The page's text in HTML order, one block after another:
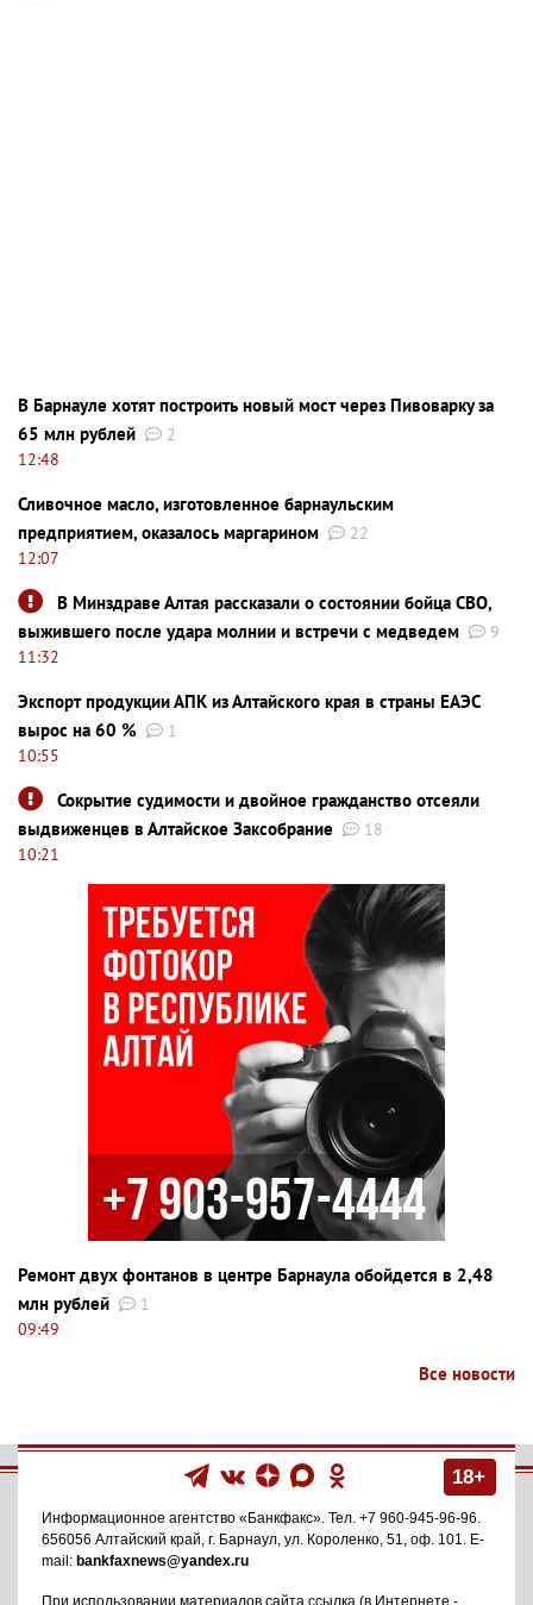
В Барнауле хотят построить новый мост через Пивоварку за
65 млн рублей
2
12:48
Сливочное масло, изготовленное барнаульским
предприятием, оказалось маргарином
22
12:07
В Минздраве Алтая рассказали о состоянии бойца СВО,
выжившего после удара молнии и встречи с медведем
9
11:32
Экспорт продукции АПК из Алтайского края в страны ЕАЭС
вырос на 60 %
1
10:55
Сокрытие судимости и двойное гражданство отсеяли
выдвиженцев в Алтайское Заксобрание
18
10:21
Ремонт двух фонтанов в центре Барнаула обойдется в 2,48
млн рублей
1
09:49
Все новости
18+
Информационное агентство «Банкфакс» . Тел. +7 960-945-96-96
656056 Алтайский край, г. Барнаул ул. Короленко, 51, оф. 101
. E-
mail: bankfaxnews@yandex.ru
При использовании материалов сайта ссылка (в Интернете -